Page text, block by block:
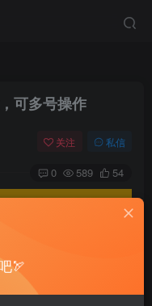
可多号操作
关注 私信
0 589 54
🏹